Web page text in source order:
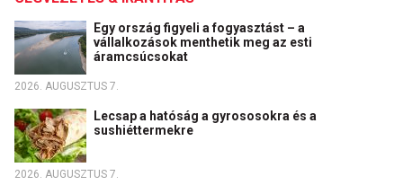
Egy ország figyeli a fogyasztást – a
vállalkozások menthetik meg az esti
áramcsúcsokat
2026. AUGUSZTUS 7.
Lecsap a hatóság a gyrososokra és a
sushiéttermekre
2026. AUGUSZTUS 7.